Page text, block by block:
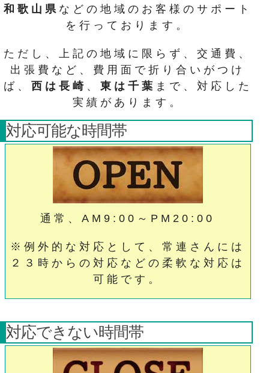
和歌山県 などの地域のお客様のサポート
を行っております。
ただし、上記の地域に限らず、交通費、
出張費など、費用面で折り合いがつけ
ば、 西は長崎 、 東は千葉 まで、対応した
実績があります。
対応可能な時間帯
通常、AM9:00～PM20:00
※例外的な対応として、常連さんには
２３時からの対応などの柔軟な対応は
可能です。
対応できない時間帯